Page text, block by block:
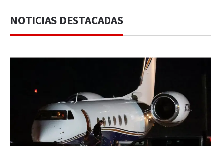
NOTICIAS DESTACADAS